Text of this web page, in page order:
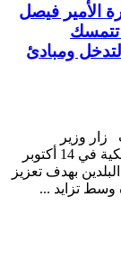
الأمير فيصل
تتمسك
ومبادئ
وزير
الخارجية السعودي الولايات المتحدة الأمريكية في 14 أكتوبر
البلدين بهدف تعزيز
وسط تزايد ...